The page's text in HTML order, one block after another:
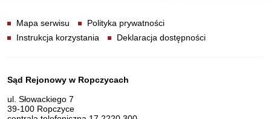
Mapa serwisu
Polityka prywatności
Instrukcja korzystania
Deklaracja dostępności
Dane teleadresowe
Sąd Rejonowy w Ropczycach
ul. Słowackiego 7
39-100 Ropczyce